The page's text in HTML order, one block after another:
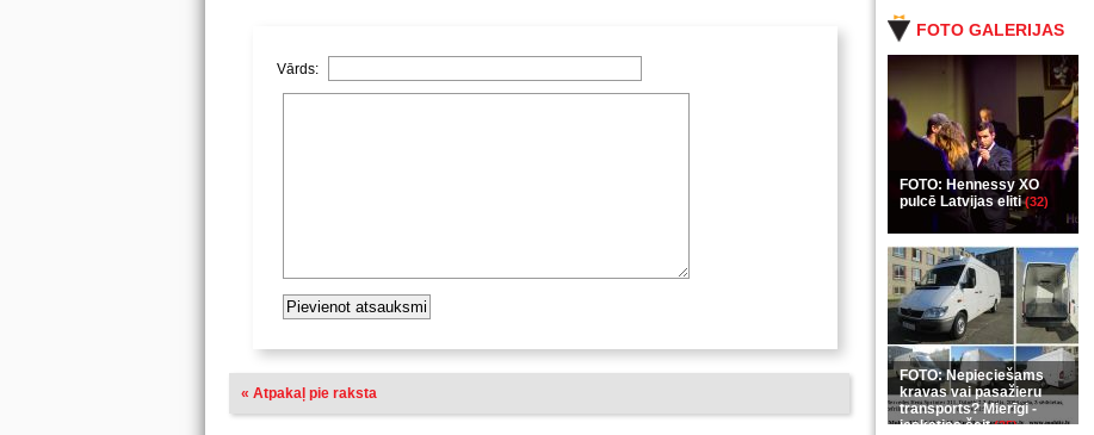
FOTO GALERIJAS
FOTO: Hennessy XO
pulcē Latvijas eliti(32)
FOTO: Nepieciešams
kravas vai pasažieru
transports? Mierīgi -
ieskaties šeit(35)
Vārds:
« Atpakaļ pie raksta